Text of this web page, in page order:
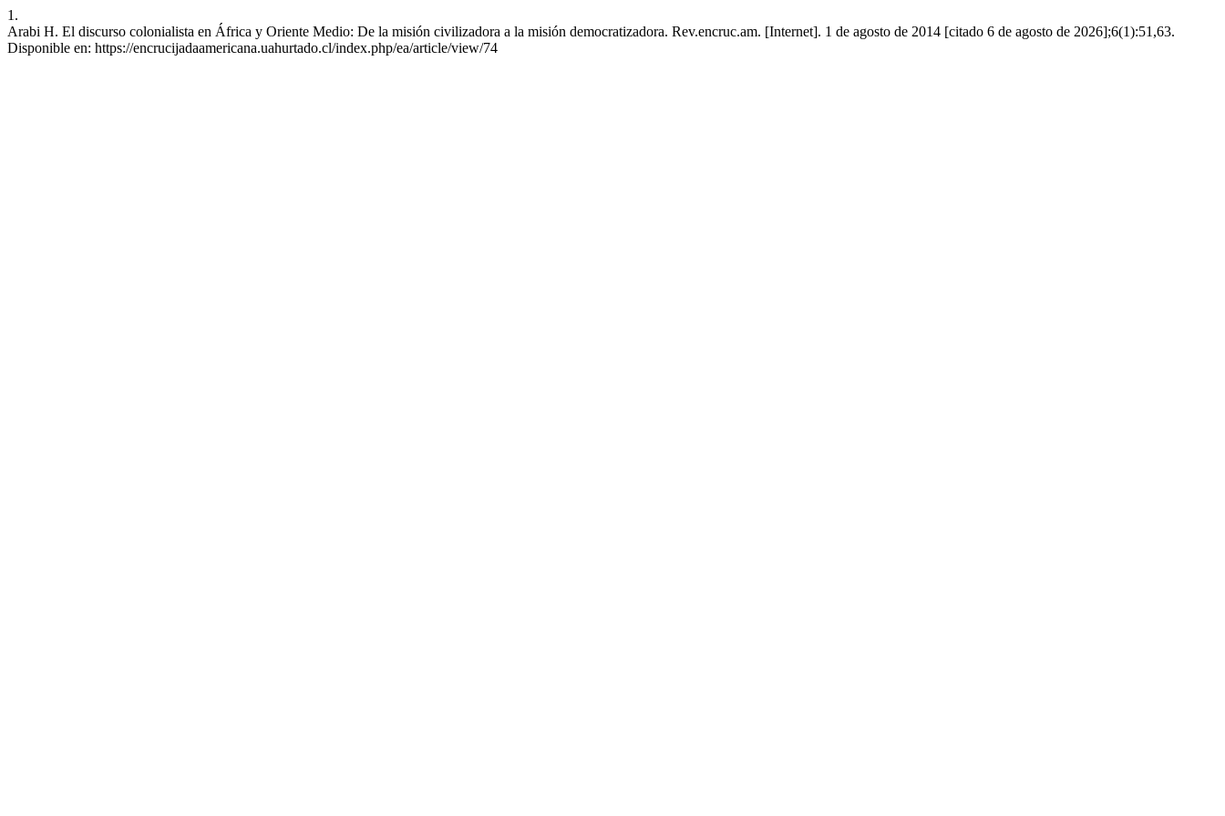
1.
Arabi H. El discurso colonialista en África y Oriente Medio: De la misión civilizadora a la misión democratizadora. Rev.encruc.am. [Internet]. 1 de agosto de 2014 [citado 6 de agosto de 2026];6(1):51,63.
Disponible en: https://encrucijadaamericana.uahurtado.cl/index.php/ea/article/view/74